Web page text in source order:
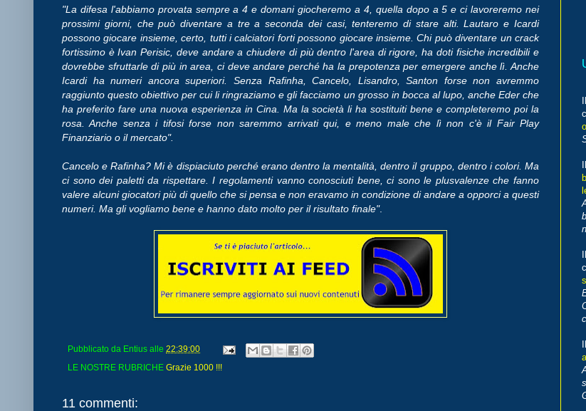
"La difesa l'abbiamo provata sempre a 4 e domani giocheremo a 4, quella dopo a 5 e ci lavoreremo nei
prossimi giorni, che può diventare a tre a seconda dei casi, tenteremo di stare alti. Lautaro e Icardi
possono giocare insieme, certo, tutti i calciatori forti possono giocare insieme.Chi può diventare un crack
fortissimo è Ivan Perisic, deve andare a chiudere di più dentro l'area di rigore, ha doti fisiche incredibili e
dovrebbe sfruttarle di più in area, ci deve andare perché ha la prepotenza per emergere anche lì. Anche
Icardi ha numeri ancora superiori. Senza Rafinha, Cancelo, Lisandro, Santon forse non avremmo
raggiunto questo obiettivo per cui li ringraziamo e gli facciamo un grosso in bocca al lupo, anche Eder che
ha preferito fare una nuova esperienza in Cina. Ma la società li ha sostituiti bene e completeremo poi la
rosa. Anche senza i tifosi forse non saremmo arrivati qui, e meno male che lì non c'è il Fair Play
Finanziario o il mercato".
Cancelo e Rafinha? Mi è dispiaciuto perché erano dentro la mentalità, dentro il gruppo, dentro i colori. Ma
ci sono dei paletti da rispettare. I regolamenti vanno conosciuti bene, ci sono le plusvalenze che fanno
valere alcuni giocatori più di quello che si pensa e non eravamo in condizione di andare a opporci a questi
numeri. Ma gli vogliamo bene e hanno dato molto per il risultato finale".
Pubblicato da Entius alle 22:39:00
LE NOSTRE RUBRICHE Grazie 1000 !!!
11 commenti: